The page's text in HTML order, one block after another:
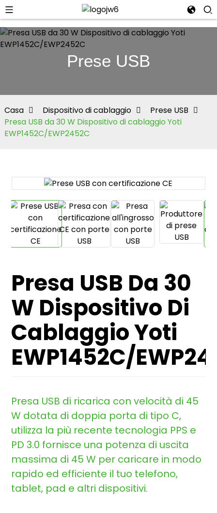
Prese USB
Casa Dispositivo di cablaggio
Prese USB
Presa USB da 30 W Dispositivo di cablaggio Yoti
EWP1452C/EWP2452C
Presa USB Da 30
W Dispositivo Di
Cablaggio Yoti
EWP1452C/
Presa USB di ricarica con velocità di 45
W dotata di doppia porta di tipo C,
utilizza la più recente tecnologia PPS e
PD 3.0 fornisce una potenza di uscita
massima di 45 W per caricare in modo
rapido ed efficiente il tuo telefono,
tablet, pad e altri dispositivi.